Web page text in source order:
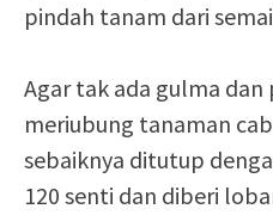
pindah tanam dari
Agar tak ada gulma dan
meriubung tanaman
sebaiknya ditutup
120 senti dan diberi